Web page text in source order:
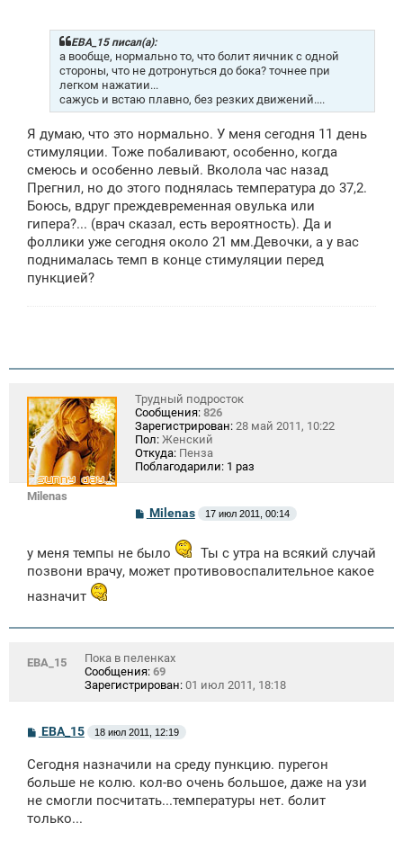
ЕВА_15 писал(а):
а вообще, нормально то, что болит яичник с одной
стороны, что не дотронуться до бока? точнее при
легком нажатии...
сажусь и встаю плавно, без резких движений....
Я думаю, что это нормально. У меня сегодня 11 день
стимуляции. Тоже побаливают, особенно, когда
смеюсь и особенно левый. Вколола час назад
Прегнил, но до этого поднялась температура до 37,2.
Боюсь, вдруг преждевременная овулька или
гипера?... (врач сказал, есть вероятность). Да и
фоллики уже сегодня около 21 мм.Девочки, а у вас
поднималась темп в конце стимуляции перед
пункцией?
Milenas
Трудный подросток
Сообщения: 826
Зарегистрирован: 28 май 2011, 10:22
Пол: Женский
Откуда: Пенза
Поблагодарили: 1 раз
С
б
щ
е
Milenas 17 июл 2011, 00:14
у меня темпы не было
Ты с утра на всякий случай
позвони врачу, может противовоспалительное какое
назначит
ЕВА_15
Пока в пеленках
Сообщения: 69
Зарегистрирован: 01 июл 2011, 18:18
С
б
щ
н
и
ЕВА_15 18 июл 2011, 12:19
Сегодня назначили на среду пункцию. пурегон
больше не колю. кол-во очень большое, даже на узи
не смогли посчитать...температуры нет. болит
только...